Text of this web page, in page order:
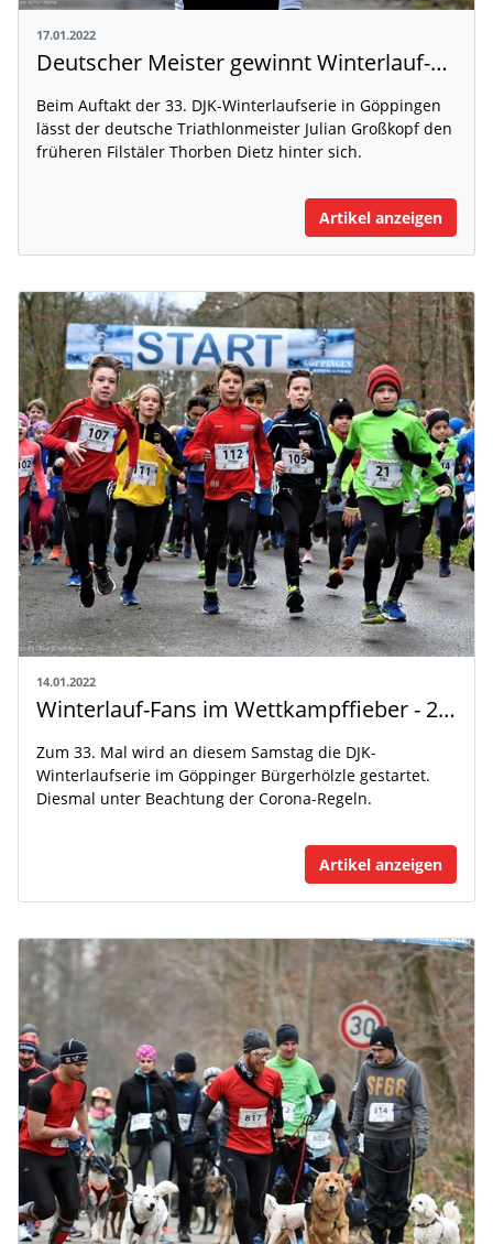
17.01.2022
Deutscher Meister gewinnt Winterlauf-Auftakt
Beim Auftakt der 33. DJK-Winterlaufserie in Göppingen
lässt der deutsche Triathlonmeister Julian Großkopf den
früheren Filstäler Thorben Dietz hinter sich.
Artikel anzeigen
14.01.2022
Winterlauf-Fans im Wettkampffieber - 280 Starter gemeldet!
Zum 33. Mal wird an diesem Samstag die DJK-
Winterlaufserie im Göppinger Bürgerhölzle gestartet.
Diesmal unter Beachtung der Corona-Regeln.
Artikel anzeigen